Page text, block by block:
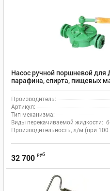
Насос ручной поршневой для
парафина, спирта, пищевых
алюминий/чугун/сталь,
Производитель:
Артикул:
Тип механизма:
Виды перекачиваемой жидкости:
Производительность, л/м (при 100
32 700 руб